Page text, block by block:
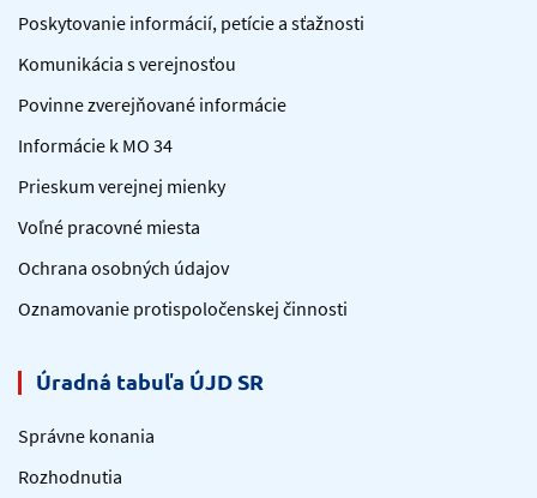
Poskytovanie informácií, petície a sťažnosti
Komunikácia s verejnosťou
Povinne zverejňované informácie
Informácie k MO 34
Prieskum verejnej mienky
Voľné pracovné miesta
Ochrana osobných údajov
Oznamovanie protispoločenskej činnosti
Úradná tabuľa ÚJD SR
Správne konania
Rozhodnutia